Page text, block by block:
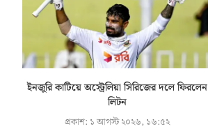
ইনজুরি কাটিয়ে অস্ট্রেলিয়া সিরিজের দলে ফিরলেন
লিটন
প্রকাশ: ১ আগস্ট ২০২৬, ১৬:৫২